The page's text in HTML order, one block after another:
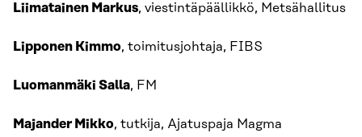
Liimatainen Markus, viestintäpäällikkö, Metsähallitus
Lipponen Kimmo, toimitusjohtaja, FIBS
Luomanmäki Salla, FM
Majander Mikko, tutkija, Ajatuspaja Magma